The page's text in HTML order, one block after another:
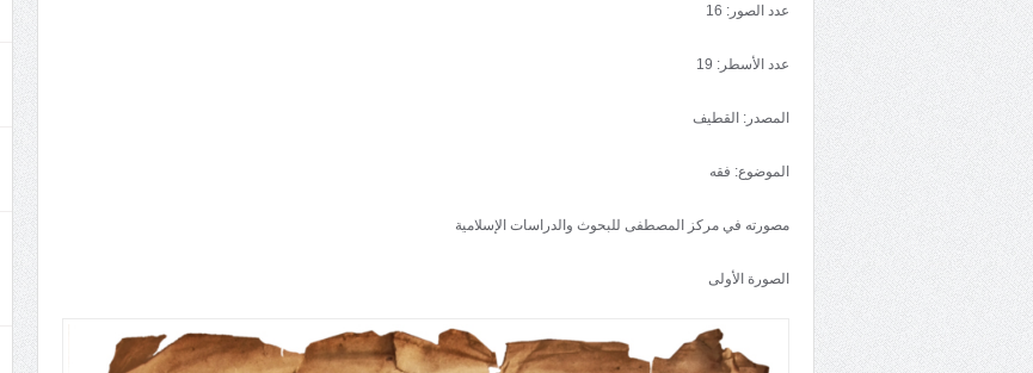
عدد الصور: 16
عدد الأسطر: 19
المصدر: القطيف
الموضوع: فقه
مصورته في مركز المصطفى للبحوث والدراسات الإسلامية
الصورة الأولى